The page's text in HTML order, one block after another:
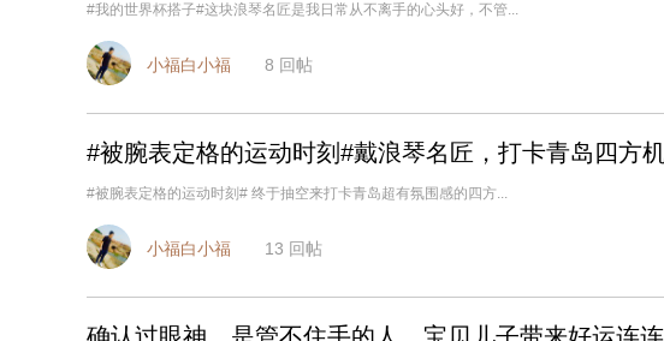
#我的世界杯搭子#这块浪琴名匠是我日常从不离手的心头好，不管...
小福白小福 8 回帖
#被腕表定格的运动时刻#戴浪琴名匠，打卡青岛四方
#被腕表定格的运动时刻# 终于抽空来打卡青岛超有氛围感的四方...
小福白小福 13 回帖